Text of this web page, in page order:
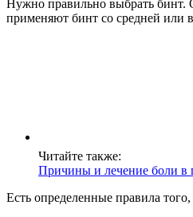
Нужно правильно выбрать бинт.
применяют бинт со средней или
Читайте также:
Причины и лечение боли в
Есть определенные правила